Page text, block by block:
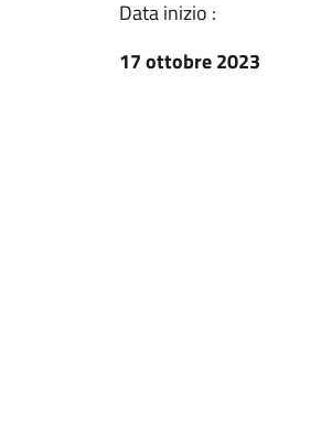
Data inizio :
17 ottobre 2023